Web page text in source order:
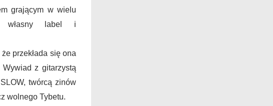
grającym w wielu
własny label i
przekłada się ona
z gitarzystą
twórcą zinów
wolnego Tybetu.